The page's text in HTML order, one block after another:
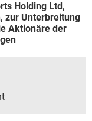
Holding Ltd,
zur Unterbreitung
Aktionäre der